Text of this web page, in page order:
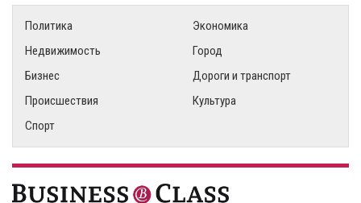
Политика
Экономика
Недвижимость
Город
Бизнес
Дороги и транспорт
Происшествия
Культура
Спорт